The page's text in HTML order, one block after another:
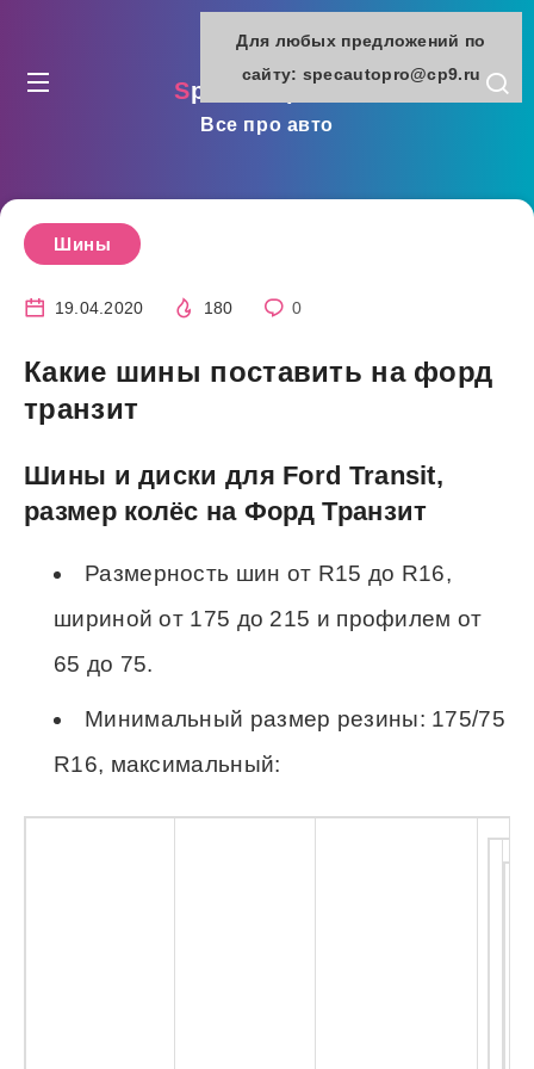
specautopro.ru
Все про авто
Шины
19.04.2020 180 0
Какие шины поставить на форд
транзит
Шины и диски для Ford Transit,
размер колёс на Форд Транзит
Размерность шин от R15 до R16,
шириной от 175 до 215 и профилем от
65 до 75.
Минимальный размер резины: 175/75
R16, максимальный:
Для любых предложений по
сайту: specautopro@cp9.ru